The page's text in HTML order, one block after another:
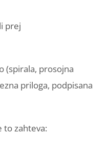
prej
(spirala, prosojna
priloga, podpisana
to zahteva: